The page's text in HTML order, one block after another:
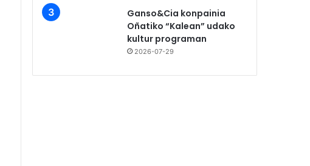
Ganso&Cia konpainia
Oñatiko “Kalean” udako
kultur programan
2026-07-29